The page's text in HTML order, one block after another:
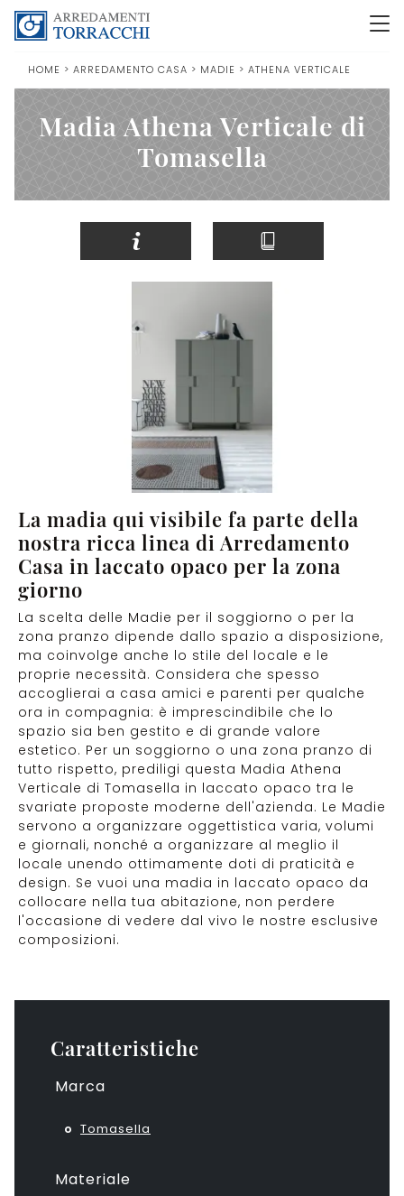
HOME > ARREDAMENTO CASA > MADIE > ATHENA VERTICALE
Madia Athena Verticale di
Tomasella
La madia qui visibile fa parte della
nostra ricca linea di Arredamento
Casa in laccato opaco per la zona
giorno
La scelta delle Madie per il soggiorno o per la
zona pranzo dipende dallo spazio a disposizione,
ma coinvolge anche lo stile del locale e le
proprie necessità. Considera che spesso
accoglierai a casa amici e parenti per qualche
ora in compagnia: è imprescindibile che lo
spazio sia ben gestito e di grande valore
estetico. Per un soggiorno o una zona pranzo di
tutto rispetto, prediligi questa Madia Athena
Verticale di Tomasella in laccato opaco tra le
svariate proposte moderne dell'azienda. Le Madie
servono a organizzare oggettistica varia, volumi
e giornali, nonché a organizzare al meglio il
locale unendo ottimamente doti di praticità e
design. Se vuoi una madia in laccato opaco da
collocare nella tua abitazione, non perdere
l'occasione di vedere dal vivo le nostre esclusive
composizioni.
Caratteristiche
Marca
Tomasella
Materiale